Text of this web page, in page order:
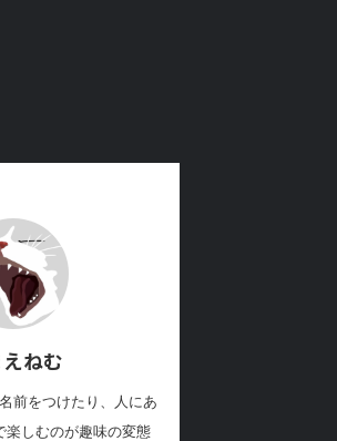
ねむ
前をつけたり、人にあ
楽しむのが趣味の変態